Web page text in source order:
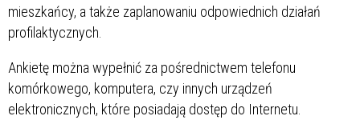
mieszkańcy, a także zaplanowaniu odpowiednich działań
profilaktycznych.
Ankietę można wypełnić za pośrednictwem telefonu
komórkowego, komputera, czy innych urządzeń
elektronicznych, które posiadają dostęp do Internetu.